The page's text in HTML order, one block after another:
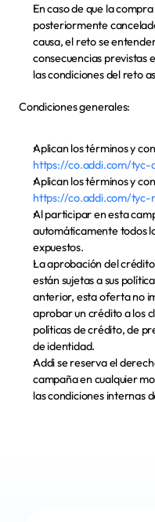
En caso de que la
posteriormente
causa, el reto se
consecuencias previstas
las condiciones del reto
Condiciones generales:
https://co.addi.com/tyc-
https://co.addi.com/tyc-
Al participar en esta
automáticamente todos
expuestos.
La aprobación del
están sujetas a sus
anterior, esta oferta no
aprobar un crédito a los
políticas de crédito, de
de identidad.
Addi se reserva el
campaña en cualquier
las condiciones internas